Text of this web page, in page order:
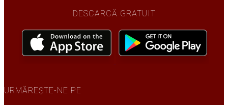
DESCARCĂ GRATUIT
URMĂREȘTE-NE PE